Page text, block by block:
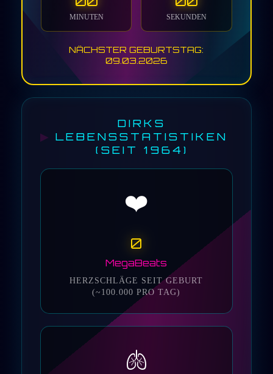
MINUTEN SEKUNDEN
NÄCHSTER GEBURTSTAG:
09.03.2026
DIRKS
LEBENSSTATISTIKEN
(SEIT 1964)
❤️
0
MegaBeats
HERZSCHLÄGE SEIT GEBURT
(~100.000 PRO TAG)
🫁